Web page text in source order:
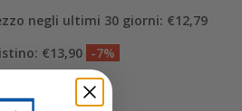
negli ultimi 30 giorni: €12,79
€13,90 -7%